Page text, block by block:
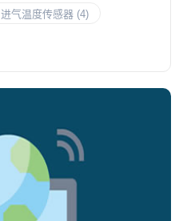
进气温度传感器 (4)